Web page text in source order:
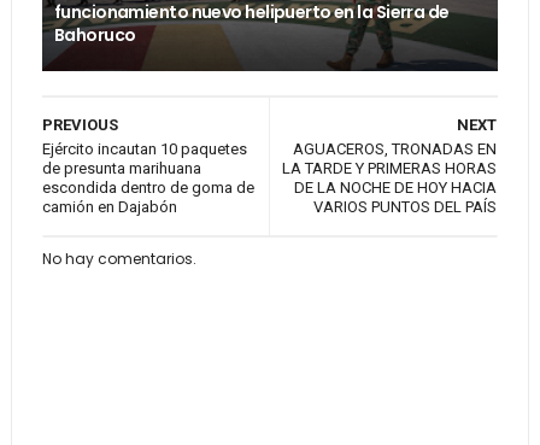
funcionamiento nuevo helipuerto en la Sierra de
Bahoruco
NEXT
AGUACEROS, TRONADAS EN
LA TARDE Y PRIMERAS HORAS
DE LA NOCHE DE HOY HACIA
VARIOS PUNTOS DEL PAÍS
PREVIOUS
Ejército incautan 10 paquetes
de presunta marihuana
escondida dentro de goma de
camión en Dajabón
No hay comentarios.